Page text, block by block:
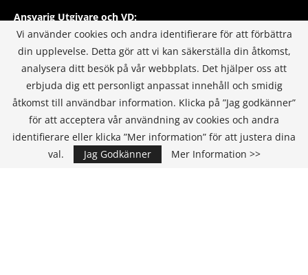
Ansvarig Utgivare och VD:
Annika Guldroth
E-mail:annika@itmediagroup.se
Redaktionen
E-mail:redaktionen@itmediagroup.se
INTEGRITETSPOLICY
Vi använder cookies och andra identifierare för att förbättra
din upplevelse. Detta gör att vi kan säkerställa din åtkomst,
analysera ditt besök på vår webbplats. Det hjälper oss att
erbjuda dig ett personligt anpassat innehåll och smidig
åtkomst till användbar information. Klicka på ”Jag godkänner”
för att acceptera vår användning av cookies och andra
identifierare eller klicka ”Mer information” för att justera dina
val.
Jag Godkänner Mer Information >>